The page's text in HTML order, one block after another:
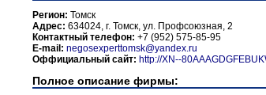
Регион: Томск
Адрес: 634024, г. Томск, ул. Профсоюзная, 2
Контактный телефон: +7 (952) 575-85-95
E-mail: negosexperttomsk@yandex.ru
Оффициальный сайт: http://XN--
Полное описание фирмы: